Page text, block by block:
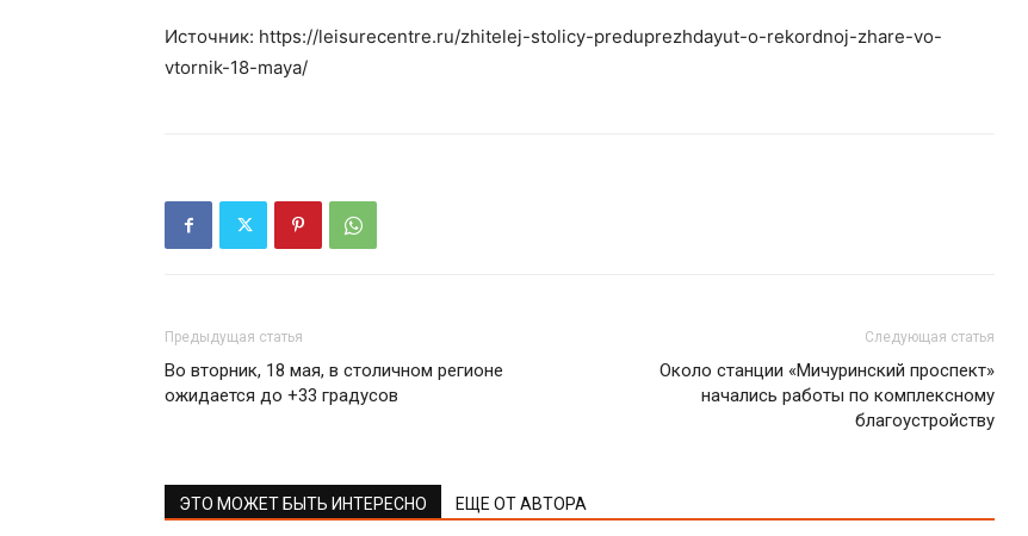
Источник: https://leisurecentre.ru/zhitelej-stolicy-preduprezhdayut-o-rekordnoj-zhare-vo-
vtornik-18-maya/
Предыдущая статья
Во вторник, 18 мая, в столичном регионе
ожидается до +33 градусов
Следующая статья
Около станции «Мичуринский проспект»
начались работы по комплексному
благоустройству
ЭТО МОЖЕТ БЫТЬ ИНТЕРЕСНО ЕЩЕ ОТ АВТОРА